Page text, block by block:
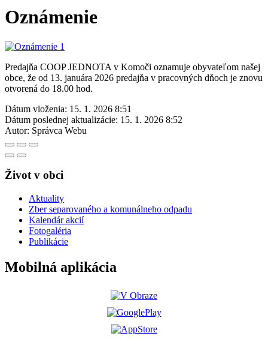
Oznámenie
Predajňa COOP JEDNOTA v Komoči oznamuje obyvateľom našej
obce, že od 13. januára 2026 predajňa v pracovných dňoch je znovu
otvorená do 18.00 hod.
Dátum vloženia: 15. 1. 2026 8:51
Dátum poslednej aktualizácie: 15. 1. 2026 8:52
Autor: Správca Webu
Život v obci
Aktuality
Zber separovaného a komunálneho odpadu
Kalendár akcií
Fotogaléria
Publikácie
Mobilná aplikácia